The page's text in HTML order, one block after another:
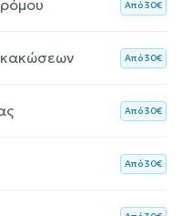
Aπό 30€
κακώσεων Aπό 30€
Aπό 30€
Aπό 30€